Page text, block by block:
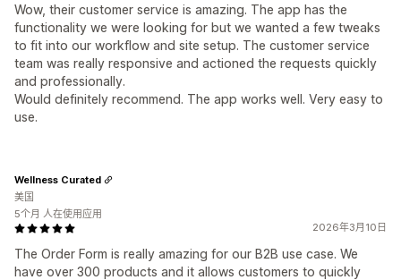
Wow, their customer service is amazing. The app has the
functionality we were looking for but we wanted a few tweaks
to fit into our workflow and site setup. The customer service
team was really responsive and actioned the requests quickly
and professionally.
Would definitely recommend. The app works well. Very easy to
use.
2026年3月10日
The Order Form is really amazing for our B2B use case. We
have over 300 products and it allows customers to quickly
Wellness Curated
美国
5个月 人在使用应用